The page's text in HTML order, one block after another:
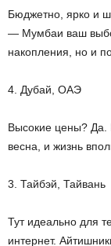
Бюджетно, ярко и
— Мумбаи ваш
накопления, но и
4. Дубай, ОАЭ
Высокие цены? Да.
весна, и жизнь
3. Тайбэй, Тайвань
Тут идеально для
интернет.